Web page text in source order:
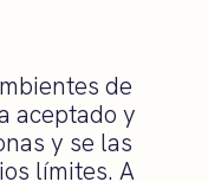
de
aceptado y
y se las
límites. A